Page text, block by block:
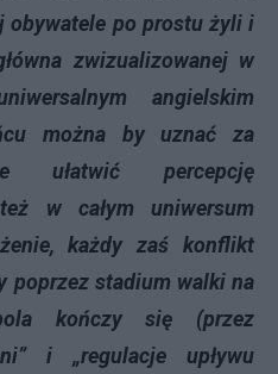
obywatele po prostu żyli i
zwizualizowanej w
angielskim
można by uznać za
ułatwić percepcję
w całym uniwersum
każdy zaś konflikt
poprzez stadium walki na
kończy się (przez
i „regulacje upływu